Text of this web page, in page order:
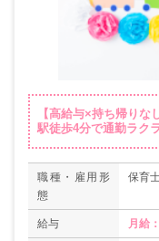
【高給与×持ち帰りな
駅徒歩4分で通勤ラク
職種・雇用形
態
保育
給与 月給